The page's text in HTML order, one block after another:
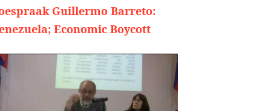
Guillermo Barreto:
Economic Boycott